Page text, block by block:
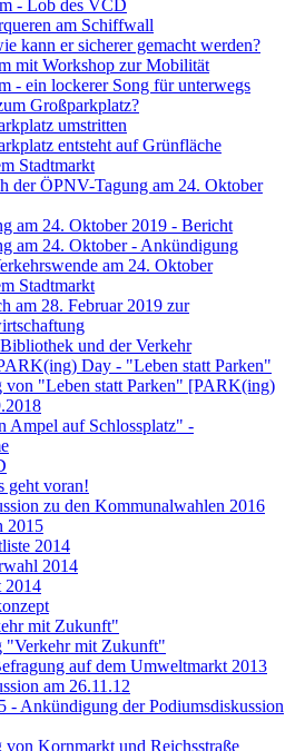
- Lob des VCD
am Schiffwall
kann er sicherer gemacht werden?
mit Workshop zur Mobilität
- ein lockerer Song für unterwegs
Großparkplatz?
umstritten
entsteht auf Grünfläche
Stadtmarkt
der ÖPNV-Tagung am 24. Oktober
am 24. Oktober 2019 - Bericht
am 24. Oktober - Ankündigung
am 24. Oktober
Stadtmarkt
am 28. Februar 2019 zur
und der Verkehr
Day - "Leben statt Parken"
von "Leben statt Parken" [PARK(ing)
Ampel auf Schlossplatz" -
geht voran!
zu den Kommunalwahlen 2016
2015
2014
2014
2014
mit Zukunft"
"Verkehr mit Zukunft"
auf dem Umweltmarkt 2013
am 26.11.12
- Ankündigung der Podiumsdiskussion
von Kornmarkt und Reichsstraße